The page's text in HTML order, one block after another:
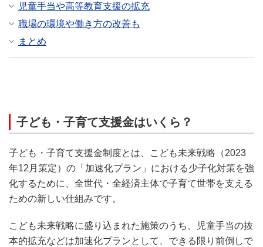
児童手当や高等教育支援の拡充
職場の環境や働き方の改善も
まとめ
子ども・子育て支援金はいくら？
子ども・子育て支援金制度とは、こども未来戦略（2023
年12月策定）の「加速化プラン」における少子化対策を強
化するために、全世代・全経済主体で子育て世帯を支える
ための新しい仕組みです。
こども未来戦略に盛り込まれた施策のうち、児童手当の抜
本的拡充などは加速化プランとして、できる限り前倒しで